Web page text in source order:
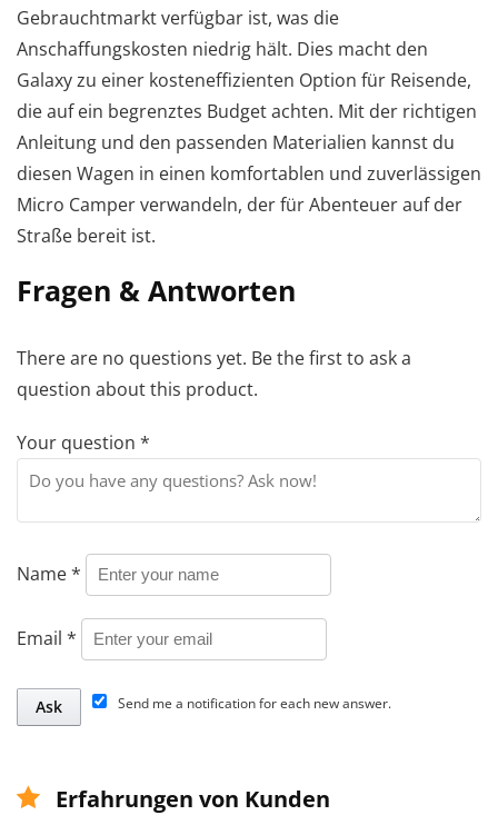
Gebrauchtmarkt verfügbar ist, was die
Anschaffungskosten niedrig hält. Dies macht den
Galaxy zu einer kosteneffizienten Option für Reisende,
die auf ein begrenztes Budget achten. Mit der richtigen
Anleitung und den passenden Materialien kannst du
diesen Wagen in einen komfortablen und zuverlässigen
Micro Camper verwandeln, der für Abenteuer auf der
Straße bereit ist.
Fragen & Antworten
There are no questions yet. Be the first to ask a
question about this product.
Your question *
Name*
Email *
Send me a notification for each new answer.
Erfahrungen von Kunden